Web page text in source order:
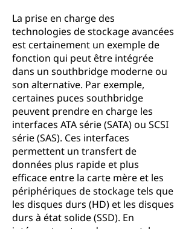
La prise en charge des
technologies de stockage avancées
est certainement un exemple de
fonction qui peut être intégrée
dans un southbridge moderne ou
son alternative. Par exemple,
certaines puces southbridge
peuvent prendre en charge les
interfaces ATA série (SATA) ou SCSI
série (SAS). Ces interfaces
permettent un transfert de
données plus rapide et plus
efficace entre la carte mère et les
périphériques de stockage tels que
les disques durs (HD) et les disques
durs à état solide (SSD). En